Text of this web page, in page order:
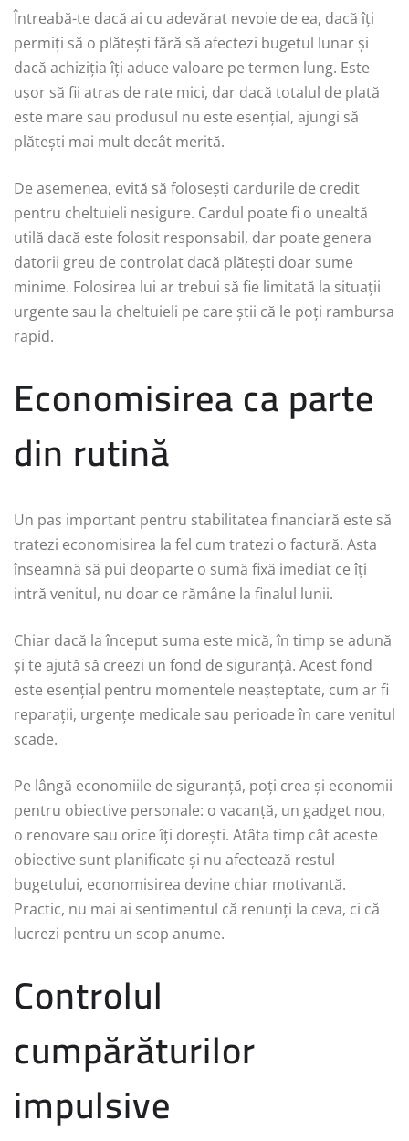
Întreabă-te dacă ai cu adevărat nevoie de ea, dacă îți
permiți să o plătești fără să afectezi bugetul lunar și
dacă achiziția îți aduce valoare pe termen lung. Este
ușor să fii atras de rate mici, dar dacă totalul de plată
este mare sau produsul nu este esențial, ajungi să
plătești mai mult decât merită.
De asemenea, evită să folosești cardurile de credit
pentru cheltuieli nesigure. Cardul poate fi o unealtă
utilă dacă este folosit responsabil, dar poate genera
datorii greu de controlat dacă plătești doar sume
minime. Folosirea lui ar trebui să fie limitată la situații
urgente sau la cheltuieli pe care știi că le poți rambursa
rapid.
Economisirea ca parte
din rutină
Un pas important pentru stabilitatea financiară este să
tratezi economisirea la fel cum tratezi o factură. Asta
înseamnă să pui deoparte o sumă fixă imediat ce îți
intră venitul, nu doar ce rămâne la finalul lunii.
Chiar dacă la început suma este mică, în timp se adună
și te ajută să creezi un fond de siguranță. Acest fond
este esențial pentru momentele neașteptate, cum ar fi
reparații, urgențe medicale sau perioade în care venitul
scade.
Pe lângă economiile de siguranță, poți crea și economii
pentru obiective personale: o vacanță, un gadget nou,
o renovare sau orice îți dorești. Atâta timp cât aceste
obiective sunt planificate și nu afectează restul
bugetului, economisirea devine chiar motivantă.
Practic, nu mai ai sentimentul că renunți la ceva, ci că
lucrezi pentru un scop anume.
Controlul
cumpărăturilor
impulsive